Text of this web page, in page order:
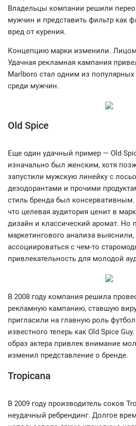
Владельцы компании решили
мужчин и представить фильтр как
вред от курения.
Концепцию марки изменили. Лицом
Удачная рекламная кампания
Marlboro стал одним из
среди мужчин.
Old Spice
Еще один удачный пример — Old
изначально был женским, хотя
запустили мужскую линейку с
дезодорантами и прочими
стиль бренда был
что целевая аудитория ценит в
дизайн и классический аромат. Но
маркетингового анализа выяснили,
ассоциироваться с чем-то
привлекательность для молодой
В 2008 году компания решила
рекламную кампанию, ставшую
пригласили на главную роль
известного теперь как Old Spice
образ актера привлек внимание
изменил представление о бренде.
Tropicana
В 2009 году производитель соков
неудачный ребрендинг. Долгое